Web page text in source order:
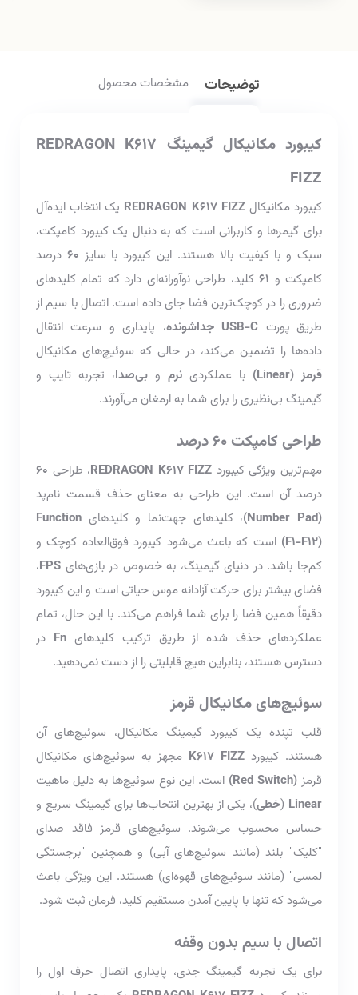
توضیحات مشخصات محصول
کیبورد مکانیکال گیمینگ REDRAGON K617
FIZZ
کیبورد مکانیکال REDRAGON K617 FIZZ
یک انتخاب ایده‌آل
برای گیمرها و کاربرانی است که به دنبال یک کیبورد کامپکت،
سبک و با کیفیت بالا هستند. این کیبورد با سایز 60 درصد
کامپکت و 61 کلید، طراحی نوآورانه‌ای دارد که تمام کلیدهای
ضروری را در کوچک‌ترین فضا جای داده است. اتصال با سیم از
طریق پورت USB-C جداشونده
، پایداری و سرعت انتقال
داده‌ها را تضمین می‌کند، در حالی که سوئیچ‌های مکانیکال
قرمز (Linear)
با عملکردی نرم و بی‌صدا، تجربه تایپ و
گیمینگ بی‌نظیری را برای شما به ارمغان می‌آورند.
طراحی کامپکت 60 درصد
مهم‌ترین ویژگی کیبورد REDRAGON K617 FIZZ، طراحی 60
درصد آن است. این طراحی به معنای حذف قسمت نام‌پد
(Number Pad)
، کلیدهای جهت‌نما و کلیدهای Function
(F1-F12) است که باعث می‌شود کیبورد فوق‌العاده کوچک و
کم‌جا باشد. در دنیای گیمینگ، به خصوص در بازی‌های FPS،
فضای بیشتر برای حرکت آزادانه موس حیاتی است و این کیبورد
دقیقاً همین فضا را برای شما فراهم می‌کند. با این حال، تمام
عملکردهای حذف شده از طریق ترکیب کلیدهایFn در
دسترس هستند، بنابراین هیچ قابلیتی را از دست نمی‌دهید.
سوئیچ‌های مکانیکال قرمز
قلب تپنده یک کیبورد گیمینگ مکانیکال، سوئیچ‌های آن
هستند. کیبورد K617 FIZZ مجهز به سوئیچ‌های مکانیکال
قرمز (Red Switch)
است. این نوع سوئیچ‌ها به دلیل ماهیت
Linear
(خطی)، یکی از بهترین انتخاب‌ها برای گیمینگ سریع و
حساس محسوب می‌شوند. سوئیچ‌های قرمز فاقد صدای
"کلیک" بلند (مانند سوئیچ‌های آبی) و همچنین "برجستگی
لمسی" (مانند سوئیچ‌های قهوه‌ای) هستند. این ویژگی باعث
می‌شود که تنها با پایین آمدن مستقیم کلید، فرمان ثبت شود.
اتصال با سیم بدون وقفه
برای یک تجربه گیمینگ جدی، پایداری اتصال حرف اول را